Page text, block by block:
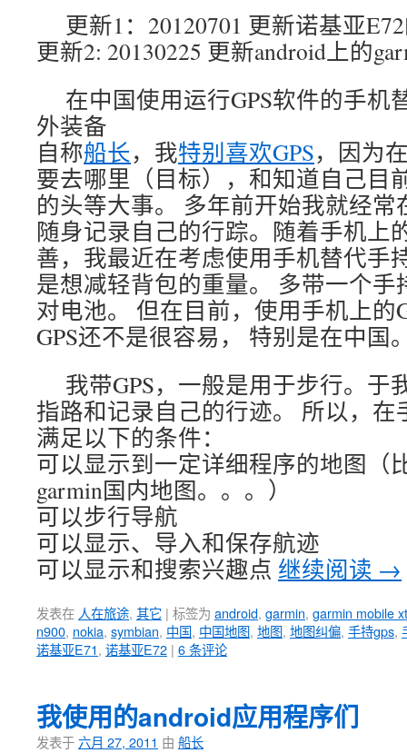
更新1：20120701 更新诺基亚
更新2: 20130225 更新android上的
在中国使用运行GPS软件的手机
外装备
自称船长，我特别喜欢GPS，因为
要去哪里（目标），和知道自己目
的头等大事。 多年前开始我就经常
随身记录自己的行踪。随着手机上
善，我最近在考虑使用手机替代手
是想减轻背包的重量。 多带一个手
对电池。 但在目前，使用手机上的
GPS还不是很容易， 特别是在中国
我带GPS，一般是用于步行。于
指路和记录自己的行迹。 所以，在
满足以下的条件：
可以显示到一定详细程序的地图（
garmin国内地图。。。）
可以步行导航
可以显示、导入和保存航迹
可以显示和搜索兴趣点 继续阅读 →
发表在 人在旅途, 其它 | 标签为 android, garmin, garmin mobile xt
n900, nokia, symbian, 中国, 中国地图, 地图, 地图纠偏, 手持gps,
诺基亚E71, 诺基亚E72 | 6 条评论
我使用的android应用程序们
发表于六月 27, 2011 由 船长